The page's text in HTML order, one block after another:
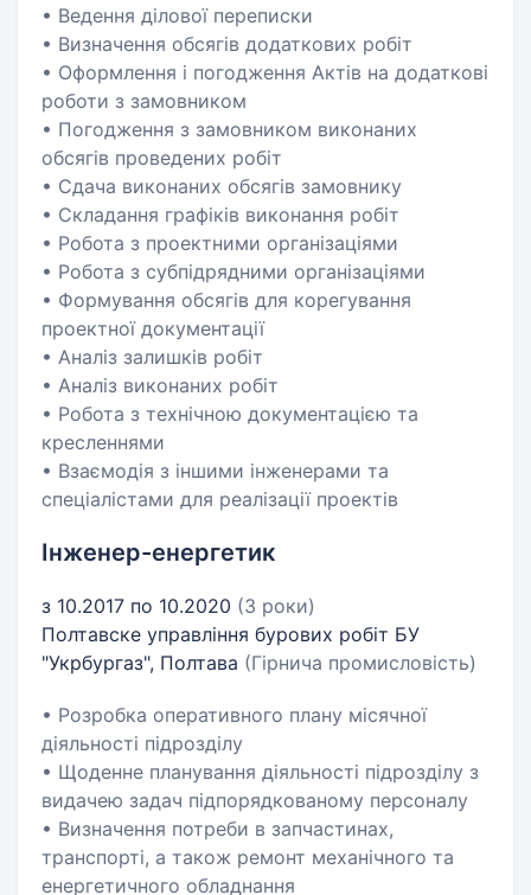
• Ведення ділової переписки
• Визначення обсягів додаткових робіт
• Оформлення і погодження Актів на додаткові
роботи з замовником
• Погодження з замовником виконаних
обсягів проведених робіт
• Сдача виконаних обсягів замовнику
• Складання графіків виконання робіт
• Робота з проектними організаціями
• Робота з субпідрядними організаціями
• Формування обсягів для корегування
проектної документації
• Аналіз залишків робіт
• Аналіз виконаних робіт
• Робота з технічною документацією та
кресленнями
• Взаємодія з іншими інженерами та
спеціалістами для реалізації проектів
Інженер-енергетик
з 10.2017 по 10.2020 (3 роки)
Полтавске управління бурових робіт БУ
"Укрбургаз", Полтава (Гірнича промисловість)
• Розробка оперативного плану місячної
діяльності підрозділу
• Щоденне планування діяльності підрозділу з
видачею задач підпорядкованому персоналу
• Визначення потреби в запчастинах,
транспорті, а також ремонт механічного та
енергетичного обладнання